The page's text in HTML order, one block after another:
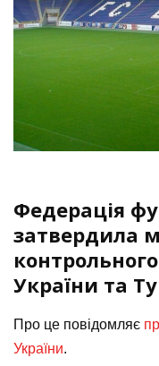
Федерація
затвердила
України та
Про це повідомляє
України.